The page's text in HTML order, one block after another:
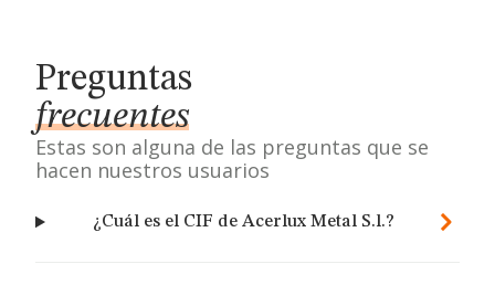
Preguntas
frecuentes
Estas son alguna de las preguntas que se
hacen nuestros usuarios
¿Cuál es el CIF de Acerlux Metal S.l.?